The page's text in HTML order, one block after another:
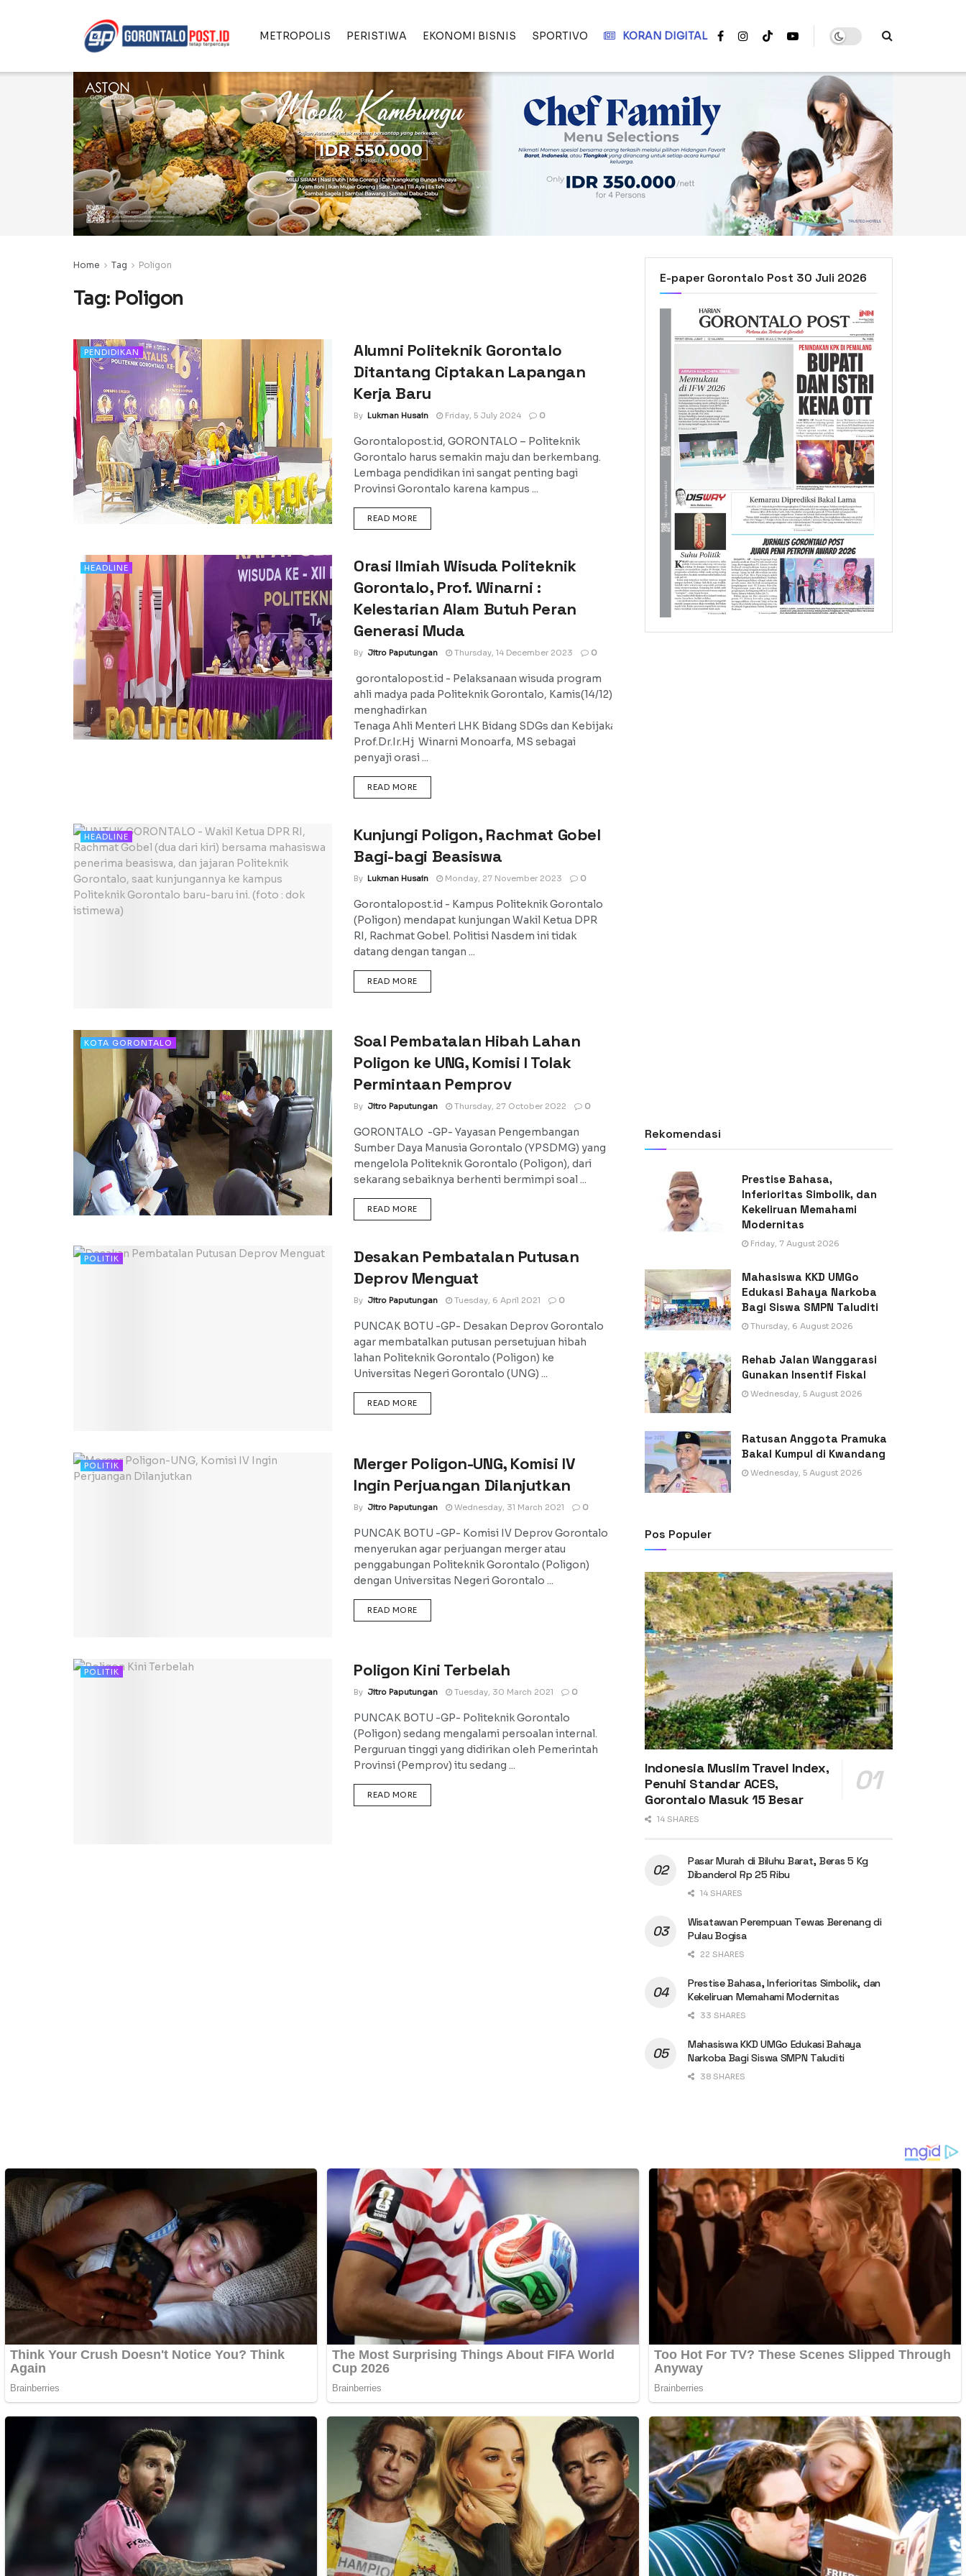
METROPOLIS PERISTIWA EKONOMI BISNIS SPORTIVO KORAN DIGITAL
Home Tag Poligon
Tag: Poligon
PENDIDIKAN
Alumni Politeknik Gorontalo
Ditantang Ciptakan Lapangan
Kerja Baru
By Lukman Husain Friday, 5 July 2024 0
Gorontalopost.id, GORONTALO – Politeknik
Gorontalo harus semakin maju dan berkembang.
Lembaga pendidikan ini sangat penting bagi
Provinsi Gorontalo karena kampus ...
READ MOREDETAILS
HEADLINE
Orasi Ilmiah Wisuda Politeknik
Gorontalo, Prof. Winarni :
Kelestarian Alam Butuh Peran
Generasi Muda
By Jitro Paputungan Thursday, 14 December 2023 0
gorontalopost.id - Pelaksanaan wisuda program
ahli madya pada Politeknik Gorontalo, Kamis(14/12)
menghadirkan
Tenaga Ahli Menteri LHK Bidang SDGs dan Kebijakan Energi,
Prof.Dr.Ir.Hj Winarni Monoarfa, MS sebagai
penyaji orasi ...
READ MOREDETAILS
HEADLINE
Kunjungi Poligon, Rachmat Gobel
Bagi-bagi Beasiswa
By Lukman Husain Monday, 27 November 2023 0
Gorontalopost.id - Kampus Politeknik Gorontalo
(Poligon) mendapat kunjungan Wakil Ketua DPR
RI, Rachmat Gobel. Politisi Nasdem ini tidak
datang dengan tangan ...
READ MOREDETAILS
KOTA GORONTALO
Soal Pembatalan Hibah Lahan
Poligon ke UNG, Komisi I Tolak
Permintaan Pemprov
By Jitro Paputungan Thursday, 27 October 2022 0
GORONTALO -GP- Yayasan Pengembangan
Sumber Daya Manusia Gorontalo (YPSDMG) yang
mengelola Politeknik Gorontalo (Poligon), dari
sekarang sebaiknya berhenti bermimpi soal ...
READ MOREDETAILS
POLITIK
Desakan Pembatalan Putusan
Deprov Menguat
By Jitro Paputungan Tuesday, 6 April 2021 0
PUNCAK BOTU -GP- Desakan Deprov Gorontalo
agar membatalkan putusan persetujuan hibah
lahan Politeknik Gorontalo (Poligon) ke
Universitas Negeri Gorontalo (UNG) ...
READ MOREDETAILS
POLITIK
Merger Poligon-UNG, Komisi IV
Ingin Perjuangan Dilanjutkan
By Jitro Paputungan Wednesday, 31 March 2021 0
PUNCAK BOTU -GP- Komisi IV Deprov Gorontalo
menyerukan agar perjuangan merger atau
penggabungan Politeknik Gorontalo (Poligon)
dengan Universitas Negeri Gorontalo ...
READ MOREDETAILS
POLITIK Poligon Kini Terbelah
By Jitro Paputungan Tuesday, 30 March 2021 0
PUNCAK BOTU -GP- Politeknik Gorontalo
(Poligon) sedang mengalami persoalan internal.
Perguruan tinggi yang didirikan oleh Pemerintah
Provinsi (Pemprov) itu sedang ...
READ MOREDETAILS
E-paper Gorontalo Post 30 Juli 2026
Rekomendasi
Prestise Bahasa,
Inferioritas Simbolik, dan
Kekeliruan Memahami
Modernitas
Friday, 7 August 2026
Mahasiswa KKD UMGo
Edukasi Bahaya Narkoba
Bagi Siswa SMPN Taluditi
Thursday, 6 August 2026
Rehab Jalan Wanggarasi
Gunakan Insentif Fiskal
Wednesday, 5 August 2026
Ratusan Anggota Pramuka
Bakal Kumpul di Kwandang
Wednesday, 5 August 2026
Pos Populer
Indonesia Muslim Travel Index,
Penuhi Standar ACES,
Gorontalo Masuk 15 Besar
14 SHARES
Pasar Murah di Biluhu Barat, Beras 5 Kg
Dibanderol Rp 25 Ribu
14 SHARES
Wisatawan Perempuan Tewas Berenang di
Pulau Bogisa
22 SHARES
Prestise Bahasa, Inferioritas Simbolik, dan
Kekeliruan Memahami Modernitas
33 SHARES
Mahasiswa KKD UMGo Edukasi Bahaya
Narkoba Bagi Siswa SMPN Taluditi
38 SHARES